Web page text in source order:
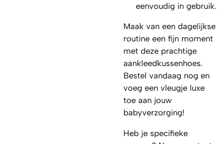
eenvoudig in gebruik.
Maak van een dagelijkse
routine een fijn moment
met deze prachtige
aankleedkussenhoes.
Bestel vandaag nog en
voeg een vleugje luxe
toe aan jouw
babyverzorging!
Heb je specifieke